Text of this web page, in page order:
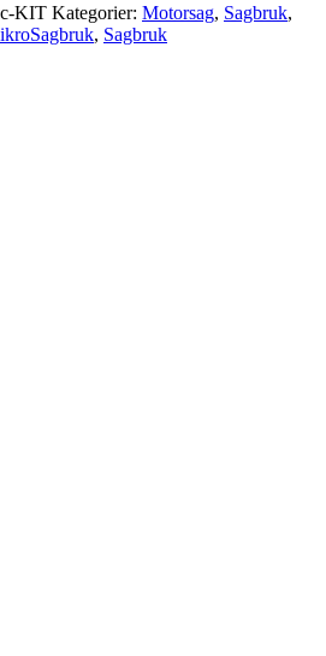
KIT Kategorier: Motorsag, Sagbruk,
, Sagbruk